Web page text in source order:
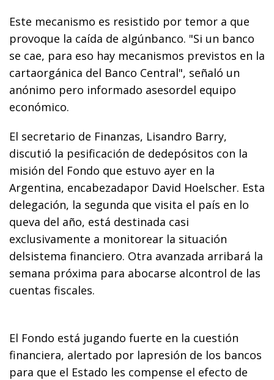
Este mecanismo es resistido por temor a que
provoque la caída de algúnbanco. "Si un banco
se cae, para eso hay mecanismos previstos en la
cartaorgánica del Banco Central", señaló un
anónimo pero informado asesordel equipo
económico.
El secretario de Finanzas, Lisandro Barry,
discutió la pesificación de dedepósitos con la
misión del Fondo que estuvo ayer en la
Argentina, encabezadapor David Hoelscher. Esta
delegación, la segunda que visita el país en lo
queva del año, está destinada casi
exclusivamente a monitorear la situación
delsistema financiero. Otra avanzada arribará la
semana próxima para abocarse alcontrol de las
cuentas fiscales.
El Fondo está jugando fuerte en la cuestión
financiera, alertado por lapresión de los bancos
para que el Estado les compense el efecto de